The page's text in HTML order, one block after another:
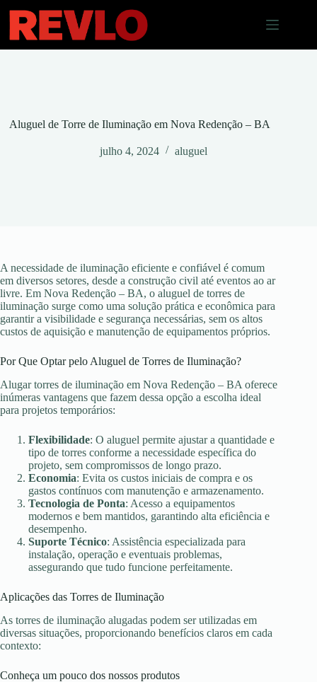
para
conteúdo
Aluguel de Torre de Iluminação em Nova Redenção – BA
julho 4, 2024 aluguel
A necessidade de iluminação eficiente e confiável é comum
em diversos setores, desde a construção civil até eventos ao ar
livre. Em Nova Redenção – BA, o aluguel de torres de
iluminação surge como uma solução prática e econômica para
garantir a visibilidade e segurança necessárias, sem os altos
custos de aquisição e manutenção de equipamentos próprios.
Por Que Optar pelo Aluguel de Torres de Iluminação?
Alugar torres de iluminação em Nova Redenção – BA oferece
inúmeras vantagens que fazem dessa opção a escolha ideal
para projetos temporários:
Flexibilidade: O aluguel permite ajustar a quantidade e
tipo de torres conforme a necessidade específica do
projeto, sem compromissos de longo prazo.
Economia: Evita os custos iniciais de compra e os
gastos contínuos com manutenção e armazenamento.
Tecnologia de Ponta: Acesso a equipamentos
modernos e bem mantidos, garantindo alta eficiência e
desempenho.
Suporte Técnico: Assistência especializada para
instalação, operação e eventuais problemas,
assegurando que tudo funcione perfeitamente.
Aplicações das Torres de Iluminação
As torres de iluminação alugadas podem ser utilizadas em
diversas situações, proporcionando benefícios claros em cada
contexto:
Conheça um pouco dos nossos produtos